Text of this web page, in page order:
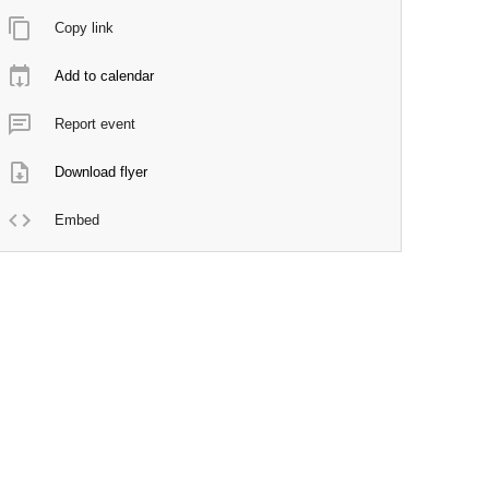
Copy link
Add to calendar
Report event
Download flyer
Embed